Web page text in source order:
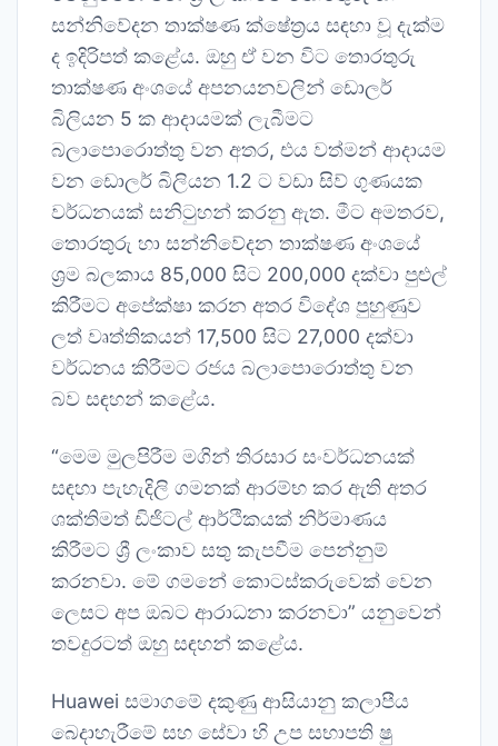
සන්නිවේදන තාක්ෂණ ක්ෂේත්‍රය සඳහා වූ දැක්ම
ද ඉදිරිපත් කළේය. ඔහු ඒ වන විට තොරතුරු
තාක්ෂණ අංශයේ අපනයනවලින් ඩොලර්
බිලියන 5 ක ආදායමක් ලැබීමට
බලාපොරොත්තු වන අතර, එය වත්මන් ආදායම
වන ඩොලර් බිලියන 1.2 ට වඩා සිව් ගුණයක
වර්ධනයක් සනිටුහන් කරනු ඇත. මීට අමතරව,
තොරතුරු හා සන්නිවේදන තාක්ෂණ අංශයේ
ශ්‍රම බලකාය 85,000 සිට 200,000 දක්වා පුළුල්
කිරීමට අපේක්ෂා කරන අතර විදේශ පුහුණුව
ලත් වෘත්තිකයන් 17,500 සිට 27,000 දක්වා
වර්ධනය කිරීමට රජය බලාපොරොත්තු වන
බව සඳහන් කළේය.
“මෙම මුලපිරීම මගින් තිරසාර සංවර්ධනයක්
සඳහා පැහැදිලි ගමනක් ආරම්භ කර ඇති අතර
ශක්තිමත් ඩිජිටල් ආර්ථිකයක් නිර්මාණය
කිරීමට ශ්‍රී ලංකාව සතු කැපවීම පෙන්නුම්
කරනවා. මේ ගමනේ කොටස්කරුවෙක් වෙන
ලෙසට අප ඔබට ආරාධනා කරනවා” යනුවෙන්
තවදුරටත් ඔහු සඳහන් කළේය.
Huawei සමාගමේ දකුණු ආසියානු කලාපීය
බෙදාහැරීමේ සහ සේවා හි උප සභාපති ෂු